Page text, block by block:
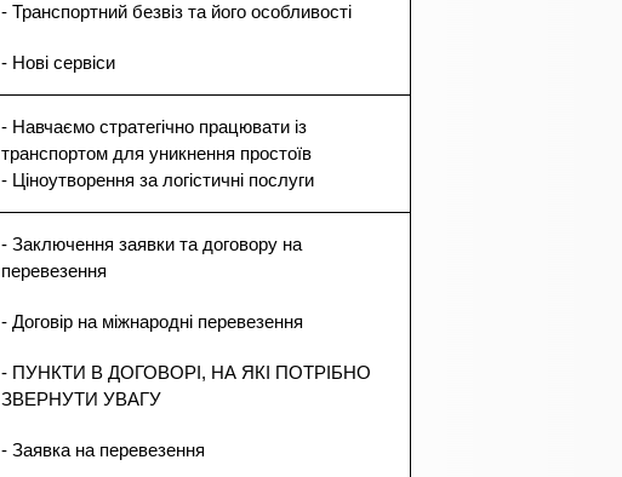
- Транспортний безвіз та його особливості
- Нові сервіси
- Навчаємо стратегічно працювати із
транспортом для уникнення простоїв
- Ціноутворення за логістичні послуги
- Заключення заявки та договору на
перевезення
- Договір на міжнародні перевезення
- ПУНКТИ В ДОГОВОРІ, НА ЯКІ ПОТРІБНО
ЗВЕРНУТИ УВАГУ
- Заявка на перевезення